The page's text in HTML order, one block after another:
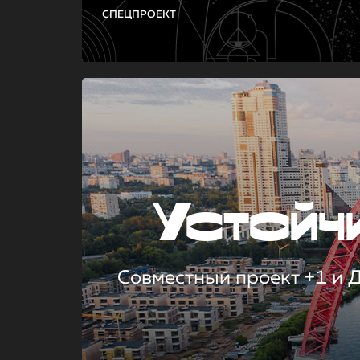
СПЕЦПРОЕКТ
Совместный проект +1 и